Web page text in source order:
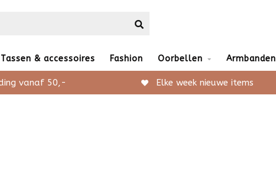
Tassen & accessoires Fashion Oorbellen Armbanden
vanaf 50,- Elke week nieuwe items